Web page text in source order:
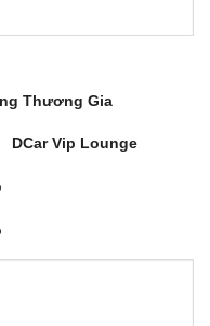
Thương Gia
DCar Vip Lounge